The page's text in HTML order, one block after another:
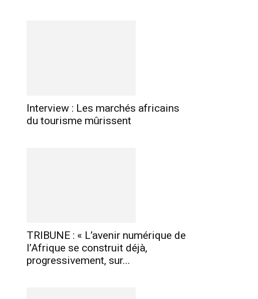
Interview : Les marchés africains
du tourisme mûrissent
TRIBUNE : « L’avenir numérique de
l’Afrique se construit déjà,
progressivement, sur...